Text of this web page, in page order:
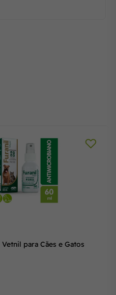
para Cães e Gatos